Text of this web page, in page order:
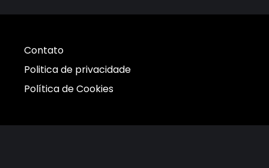
Contato
Politica de privacidade
Política de Cookies